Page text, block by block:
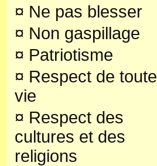
¤ Ne pas blesser
¤ Non gaspillage
¤ Patriotisme
¤ Respect de toute
vie
¤ Respect des
cultures et des
religions